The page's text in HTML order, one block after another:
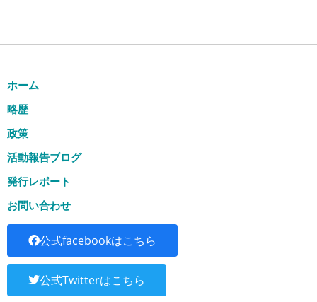
ホーム
略歴
政策
活動報告ブログ
発行レポート
お問い合わせ
公式facebookはこちら
公式Twitterはこちら